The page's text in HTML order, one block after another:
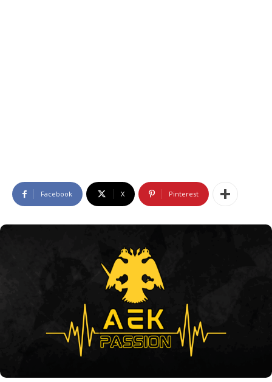
Facebook X Pinterest